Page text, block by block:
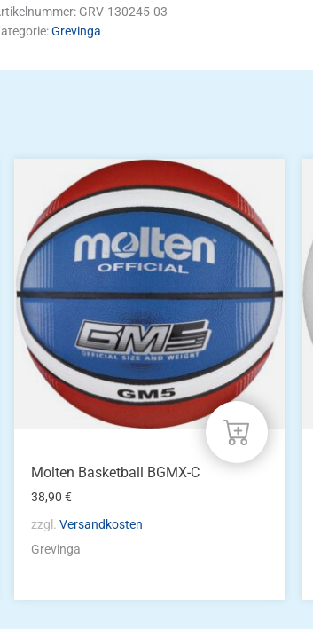
GRV-130245-03
Grevinga
Molten Basketball BGMX-C
38,90€
zzgl.Versandkosten
Grevinga